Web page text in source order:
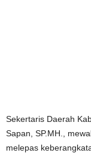
Sekertaris Daerah
Sapan, SP.MH.,
melepas